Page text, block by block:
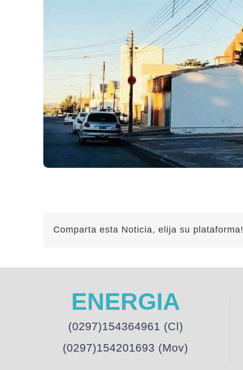
Comparta esta Noticia, elija su plataforma!
ENERGIA
(0297)154364961 (Cl)
(0297)154201693 (Mov)